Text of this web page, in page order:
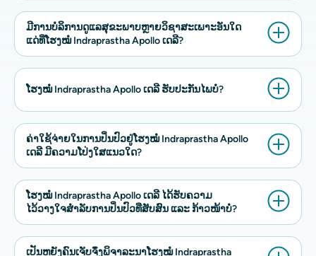
ມີການບໍລິການດູແລສຸຂະພາບຫຼາຍວິຊາສະເພາະອັນໃດ
ແດ່ທີ່ໂຮງໝໍ Indraprastha Apollo ເດລີ?
ໂຮງໝໍ Indraprastha Apollo ເດລີ ຮັບປະກັນໄພບໍ?
ຄ່າໃຊ້ຈ່າຍໃນການປິ່ນປົວຢູ່ໂຮງໝໍ Indraprastha Apollo
ເດລີ ມີຄວາມໂປ່ງໃສແນວໃດ?
ໂຮງໝໍ Indraprastha Apollo ເດລີ ໄດ້ຮັບຄວາມ
ໄວ້ວາງໃຈສຳລັບການປິ່ນປົວທີ່ສັບສົນ ແລະ ກ້າວໜ້າບໍ?
ເປັນຫຍັງຄົນເຈັບຈຶ່ງພິຈາລະນາໂຮງໝໍ Indraprastha